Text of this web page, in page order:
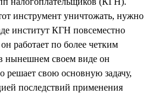
инструмент уничтожать, нужно
институт КГН повсеместно
работает по более четким
нынешнем своем виде он
решает свою основную задачу,
последствий применения